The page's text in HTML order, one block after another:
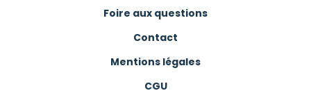
Foire aux questions
Contact
Mentions légales
CGU